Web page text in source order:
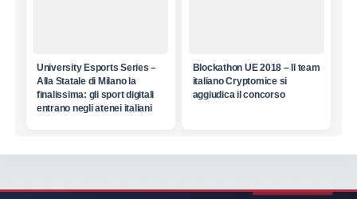
University Esports Series –
Alla Statale di Milano la
finalissima: gli sport digitali
entrano negli atenei italiani
Blockathon UE 2018 – Il team
italiano Cryptomice si
aggiudica il concorso